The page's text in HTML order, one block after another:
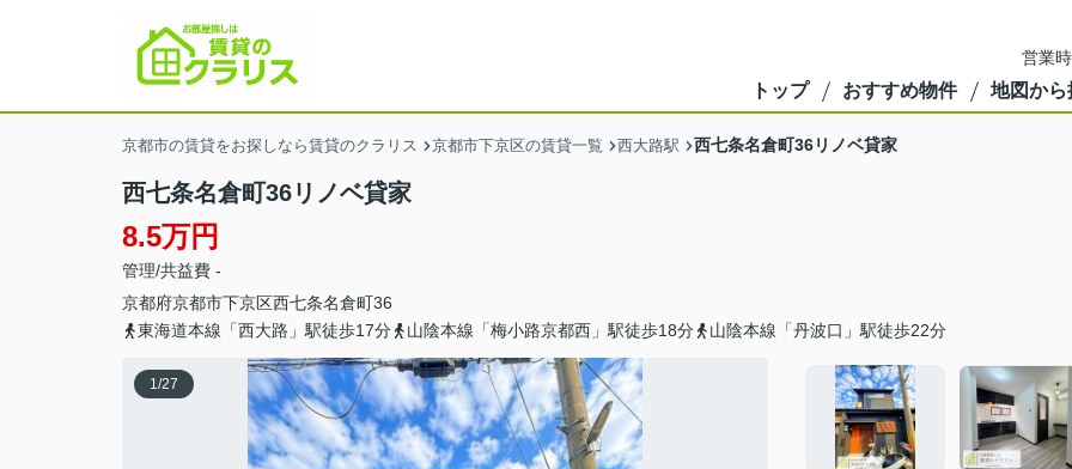
営業
トップ おすすめ物件 地図から
京都市の賃貸をお探しなら賃貸のクラリス 京都市下京区の賃貸一覧 西大路駅 西七条名倉町36リノベ貸家
西七条名倉町36リノベ貸家
8.5万円
管理/共益費 -
京都府京都市下京区西七条名倉町36
東海道本線「西大路」駅徒歩17分
山陰本線「梅小路京都西」駅徒歩18分 山陰本線「丹波口」駅徒歩22分
1/27